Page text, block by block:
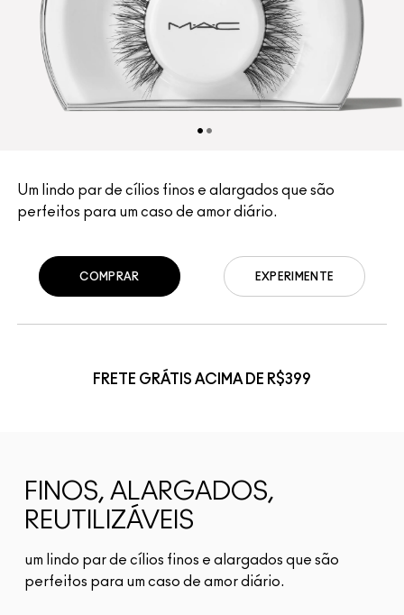
Um lindo par de cílios finos e alargados que são
perfeitos para um caso de amor diário.
EXPERIMENTE
COMPRAR
FRETE GRÁTIS ACIMA DE R$399
FINOS, ALARGADOS,
REUTILIZÁVEIS
um lindo par de cílios finos e alargados que são
perfeitos para um caso de amor diário.